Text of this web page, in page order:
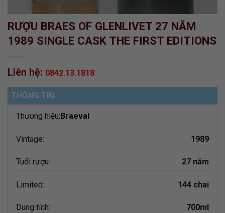
RƯỢU BRAES OF GLENLIVET 27 NĂM
1989 SINGLE CASK THE FIRST EDITIONS
Liên hệ: 0842.13.1818
THÔNG TIN
Thương hiệu:Braeval
Vintage: 1989
Tuổi rượu: 27 năm
Limited: 144 chai
Dung tích: 700ml